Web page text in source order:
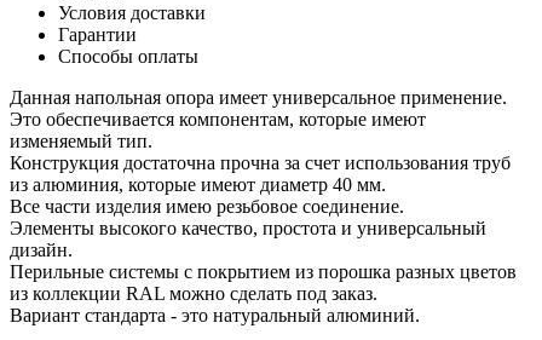
Условия доставки
Гарантии
Способы оплаты
Данная напольная опора имеет универсальное применение.
Это обеспечивается компонентам, которые имеют
изменяемый тип.
Конструкция достаточна прочна за счет использования труб
из алюминия, которые имеют диаметр 40 мм.
Все части изделия имею резьбовое соединение.
Элементы высокого качество, простота и универсальный
дизайн.
Перильные системы с покрытием из порошка разных цветов
из коллекции RAL можно сделать под заказ.
Вариант стандарта - это натуральный алюминий.